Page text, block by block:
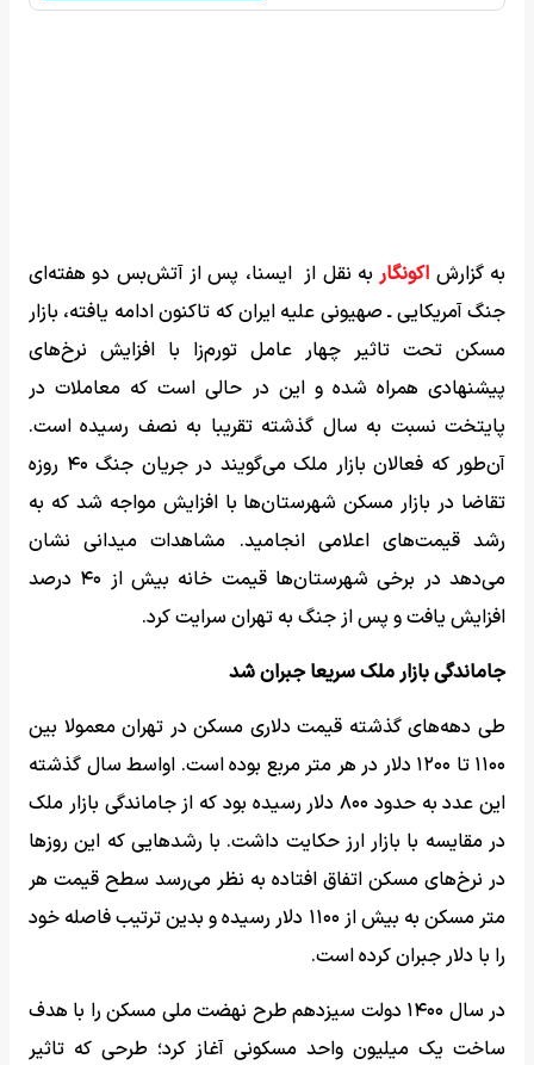
به گزارش اکونگاربه نقل از ایسنا، پس از آتش‌بس دو هفته‌ای
جنگ آمریکایی ـ صهیونی علیه ایران که تاکنون ادامه یافته، بازار
مسکن تحت تاثیر چهار عامل تورم‌زا با افزایش نرخ‌های
پیشنهادی همراه شده و این در حالی است که معاملات در
پایتخت نسبت به سال گذشته تقریبا به نصف رسیده است.
آن‌طور که فعالان بازار ملک می‌گویند در جریان جنگ ۴۰ روزه
تقاضا در بازار مسکن شهرستان‌ها با افزایش مواجه شد که به
رشد قیمت‌های اعلامی انجامید. مشاهدات میدانی نشان
می‌دهد در برخی شهرستان‌ها قیمت خانه بیش از ۴۰ درصد
افزایش یافت و پس از جنگ به تهران سرایت کرد.
جاماندگی بازار ملک سریعا جبران شد
طی دهه‌های گذشته قیمت دلاری مسکن در تهران معمولا بین
۱۱۰۰ تا ۱۲۰۰ دلار در هر متر مربع بوده است. اواسط سال گذشته
این عدد به حدود ۸۰۰ دلار رسیده بود که از جاماندگی بازار ملک
در مقایسه با بازار ارز حکایت داشت. با رشدهایی که این روزها
در نرخ‌های مسکن اتفاق افتاده به نظر می‌رسد سطح قیمت هر
متر مسکن به بیش از ۱۱۰۰ دلار رسیده و بدین ترتیب فاصله خود
را با دلار جبران کرده است.
در سال ۱۴۰۰ دولت سیزدهم طرح نهضت ملی مسکن را با هدف
ساخت یک میلیون واحد مسکونی آغاز کرد؛ طرحی که تاثیر